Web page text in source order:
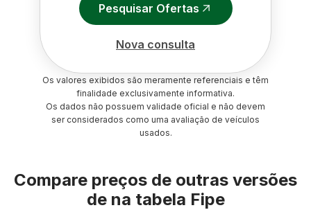
Pesquisar Ofertas
Nova consulta
Os valores exibidos são meramente referenciais e têm
finalidade exclusivamente informativa.
Os dados não possuem validade oficial e não devem
ser considerados como uma avaliação de veículos
usados.
Compare preços de outras versões
de na tabela Fipe